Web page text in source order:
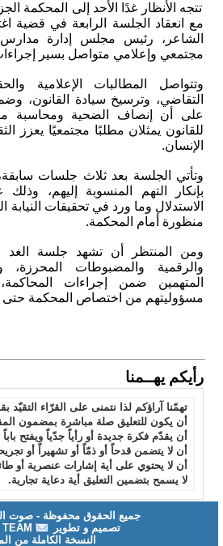
تتجه الأنظار غدًا الأحد إلى المحكمة
مع انعقاد الجلسة الرابعة في قضية
الشاعر، رئيس مجلس إدارة
مجتمعي وإعلامي متواصل بسير
وتتواصل المطالبات الإعلامية
التقاضي، وترسيخ سيادة القانون،
على أن إنصاف الضحية ومحاسبة
للقانون يمثلان مطلبًا مجتمعيًا يعزز
الإنسان.
وتأتي الجلسة بعد ثلاث جلسات
بإنكار التهم المنسوبة إليهم،
الاستدلال وما ورد في تحقيقات النيابة
منظورة أمام المحكمة.
ومن المنتظر أن تشهد جلسة الغد
والرقمية والمضبوطات
المتهمين ضمن إجراءات
مسؤوليتهم من اختصاص المحكمة حتى
رأيكم يهــمنا
تهمّنا آراؤكم لذا نتمنى على القرّاء التقيّد
أن يكون للتعليق صلة مباشرة بمضمون
أن يقدّم فكرة جديدة أو رأياً جدّياً ويفتح باباً
أن لا يتضمن قدحاً أو ذمّاً أو تشهيراً أو
أن لا يحتوي على أية إشارات عنصرية أو
لا يسمح بتضمين التعليق أية دعاية تجارية.
جميع الحقوق محفوظة - صوت
تصميم و تطوير
TEAM
النسخة الكاملة من